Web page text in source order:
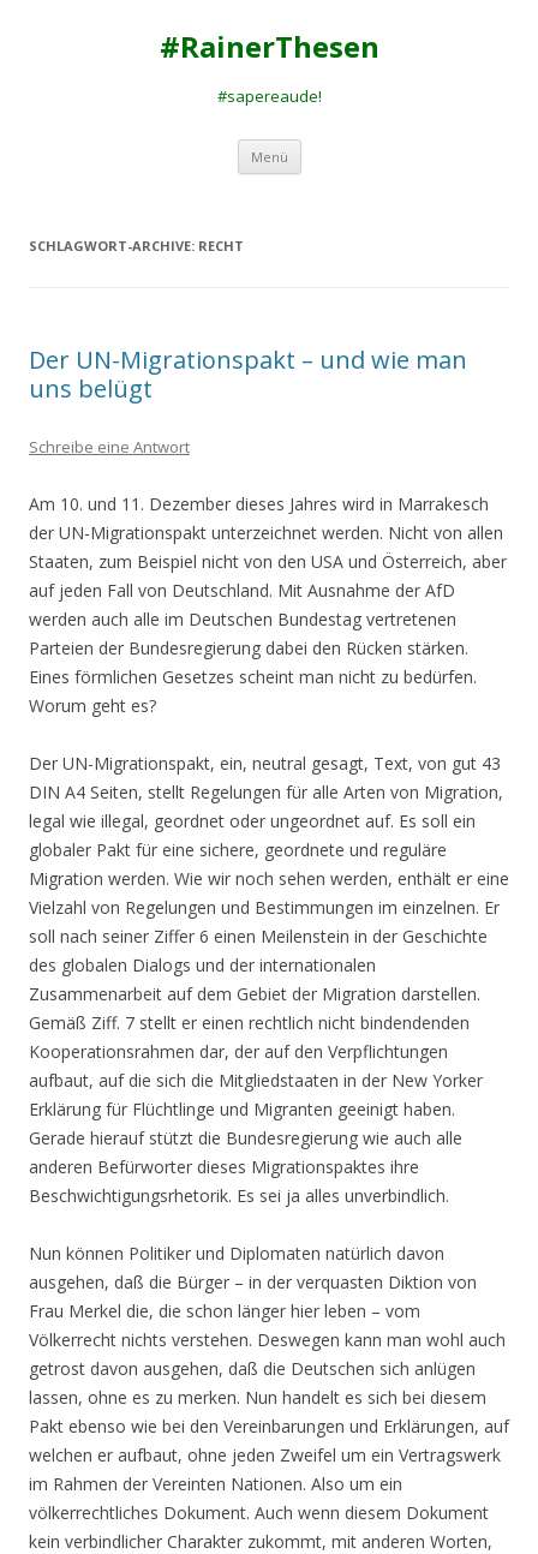
#RainerThesen
#sapereaude!
Menü Zum
springen
SCHLAGWORT-ARCHIVE: RECHT
Der UN-Migrationspakt – und wie man
uns belügt
Schreibe eine Antwort
Am 10. und 11. Dezember dieses Jahres wird in Marrakesch
der UN-Migrationspakt unterzeichnet werden. Nicht von allen
Staaten, zum Beispiel nicht von den USA und Österreich, aber
auf jeden Fall von Deutschland. Mit Ausnahme der AfD
werden auch alle im Deutschen Bundestag vertretenen
Parteien der Bundesregierung dabei den Rücken stärken.
Eines förmlichen Gesetzes scheint man nicht zu bedürfen.
Worum geht es?
Der UN-Migrationspakt, ein, neutral gesagt, Text, von gut 43
DIN A4 Seiten, stellt Regelungen für alle Arten von Migration,
legal wie illegal, geordnet oder ungeordnet auf. Es soll ein
globaler Pakt für eine sichere, geordnete und reguläre
Migration werden. Wie wir noch sehen werden, enthält er eine
Vielzahl von Regelungen und Bestimmungen im einzelnen. Er
soll nach seiner Ziffer 6 einen Meilenstein in der Geschichte
des globalen Dialogs und der internationalen
Zusammenarbeit auf dem Gebiet der Migration darstellen.
Gemäß Ziff. 7 stellt er einen rechtlich nicht bindendenden
Kooperationsrahmen dar, der auf den Verpflichtungen
aufbaut, auf die sich die Mitgliedstaaten in der New Yorker
Erklärung für Flüchtlinge und Migranten geeinigt haben.
Gerade hierauf stützt die Bundesregierung wie auch alle
anderen Befürworter dieses Migrationspaktes ihre
Beschwichtigungsrhetorik. Es sei ja alles unverbindlich.
Nun können Politiker und Diplomaten natürlich davon
ausgehen, daß die Bürger – in der verquasten Diktion von
Frau Merkel die, die schon länger hier leben – vom
Völkerrecht nichts verstehen. Deswegen kann man wohl auch
getrost davon ausgehen, daß die Deutschen sich anlügen
lassen, ohne es zu merken. Nun handelt es sich bei diesem
Pakt ebenso wie bei den Vereinbarungen und Erklärungen, auf
welchen er aufbaut, ohne jeden Zweifel um ein Vertragswerk
im Rahmen der Vereinten Nationen. Also um ein
völkerrechtliches Dokument. Auch wenn diesem Dokument
kein verbindlicher Charakter zukommt, mit anderen Worten,